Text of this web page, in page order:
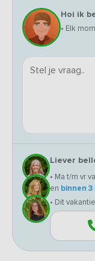
Hoi ik
• Elk
Liever
• Ma t/m vr
en binnen
• Dit